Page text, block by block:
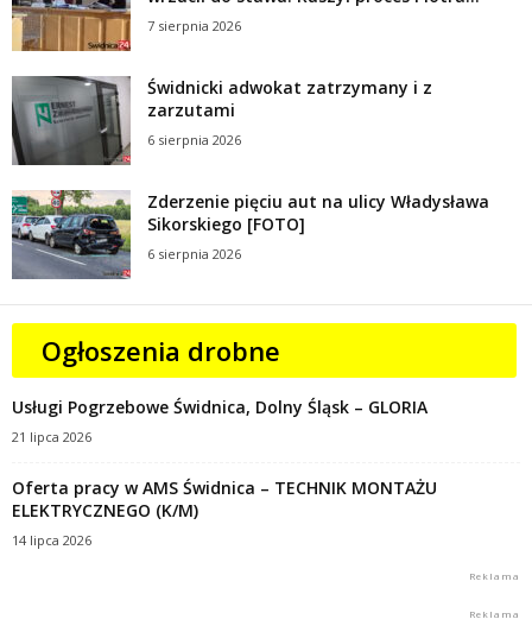
7 sierpnia 2026
Świdnicki adwokat zatrzymany i z
zarzutami
6 sierpnia 2026
Zderzenie pięciu aut na ulicy Władysława
Sikorskiego [FOTO]
6 sierpnia 2026
Ogłoszenia drobne
Usługi Pogrzebowe Świdnica, Dolny Śląsk – GLORIA
21 lipca 2026
Oferta pracy w AMS Świdnica – TECHNIK MONTAŻU
ELEKTRYCZNEGO (K/M)
14 lipca 2026